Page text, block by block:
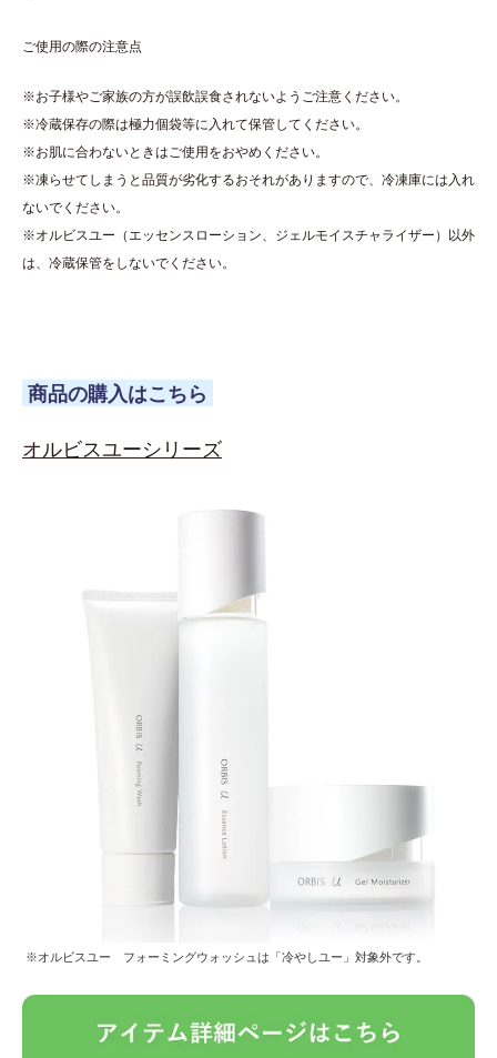
ご使用の際の注意点
※お子様やご家族の方が誤飲誤食されないようご注意ください。
※冷蔵保存の際は極力個袋等に入れて保管してください。
※お肌に合わないときはご使用をおやめください。
※凍らせてしまうと品質が劣化するおそれがありますので、冷凍庫には入れ
ないでください。
※オルビスユー（エッセンスローション、ジェルモイスチャライザー）以外
は、冷蔵保管をしないでください。
商品の購入はこちら
オルビスユーシリーズ
※オルビスユー フォーミングウォッシュは「冷やしユー」対象外です。